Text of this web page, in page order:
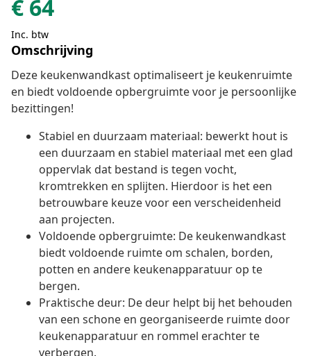
€ 64
Inc. btw
Omschrijving
Deze keukenwandkast optimaliseert je keukenruimte
en biedt voldoende opbergruimte voor je persoonlijke
bezittingen!
Stabiel en duurzaam materiaal: bewerkt hout is
een duurzaam en stabiel materiaal met een glad
oppervlak dat bestand is tegen vocht,
kromtrekken en splijten. Hierdoor is het een
betrouwbare keuze voor een verscheidenheid
aan projecten.
Voldoende opbergruimte: De keukenwandkast
biedt voldoende ruimte om schalen, borden,
potten en andere keukenapparatuur op te
bergen.
Praktische deur: De deur helpt bij het behouden
van een schone en georganiseerde ruimte door
keukenapparatuur en rommel erachter te
verbergen.